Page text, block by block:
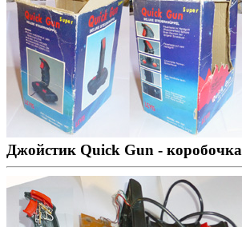
Джойстик Quick Gun - коробочка